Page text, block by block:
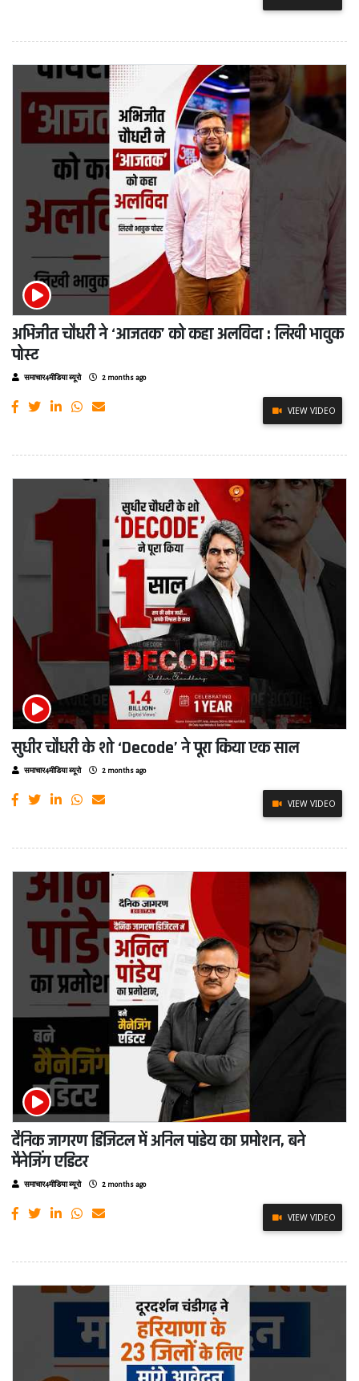
अभिजीत चौधरी ने ‘आजतक’ को कहा अलविदा : लिखी भावुक
पोस्ट
समाचार4मीडिया ब्यूरो 2 months ago
VIEW VIDEO
सुधीर चौधरी के शो ‘Decode’ ने पूरा किया एक साल
समाचार4मीडिया ब्यूरो 2 months ago
VIEW VIDEO
दैनिक जागरण डिजिटल में अनिल पांडेय का प्रमोशन, बने
मैनेजिंग एडिटर
समाचार4मीडिया ब्यूरो 2 months ago
VIEW VIDEO